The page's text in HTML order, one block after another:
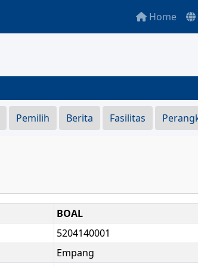
Home
Pemilih Berita Fasilitas
BOAL
5204140001
Empang